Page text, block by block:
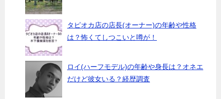
タピオカ店の店長(オーナー)の年齢や性格
は？怖くてしつこいと噂が！
ロイ(ハーフモデル)の年齢や身長は？オネエ
だけど彼女いる？経歴調査